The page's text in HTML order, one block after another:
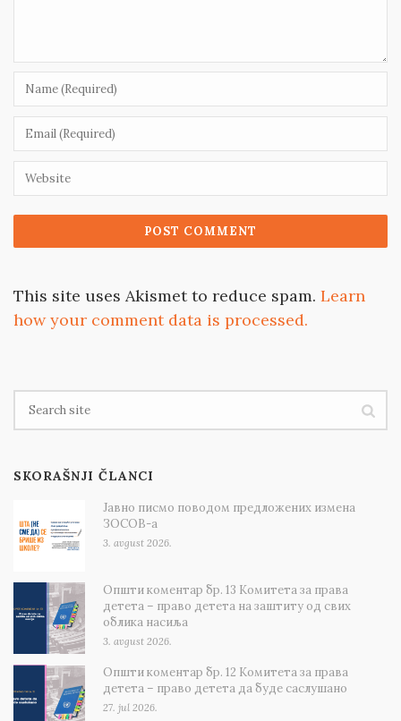
This site uses Akismet to reduce spam. Learn
how your comment data is processed.
SKORAŠNJI ČLANCI
Јавно писмо поводом предложених измена
ЗОСОВ-а
3. avgust 2026.
Општи коментар бр. 13 Комитета за права
детета – право детета на заштиту од свих
облика насиља
3. avgust 2026.
Општи коментар бр. 12 Комитета за права
детета – право детета да буде саслушано
27. jul 2026.